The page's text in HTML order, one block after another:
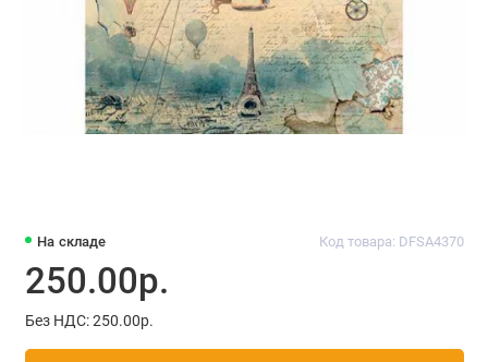
На складе Код товара: DFSA4370
250.00р.
Без НДС: 250.00р.